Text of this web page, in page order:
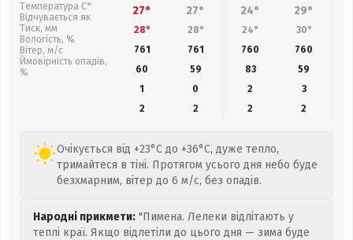
Температура С°
Відчувається як
Тиск, мм
Вологість, %
Вітер, м/с
Ймовірність опадів,
%
27° 27° 24° 29°
28° 28° 24° 30°
761
761 760 760
60
59 83 59
1
0 2
3
2
2 2 2
Очікується від +23°C до +36°C, дуже тепло,
тримайтеся в тіні. Протягом усього дня небо буде
безхмарним, вітер до 6 м/с, без опадів.
Народні прикмети: "Пимена. Лелеки відлітають у
теплі краї. Якщо відлетіли до цього дня — зима буде